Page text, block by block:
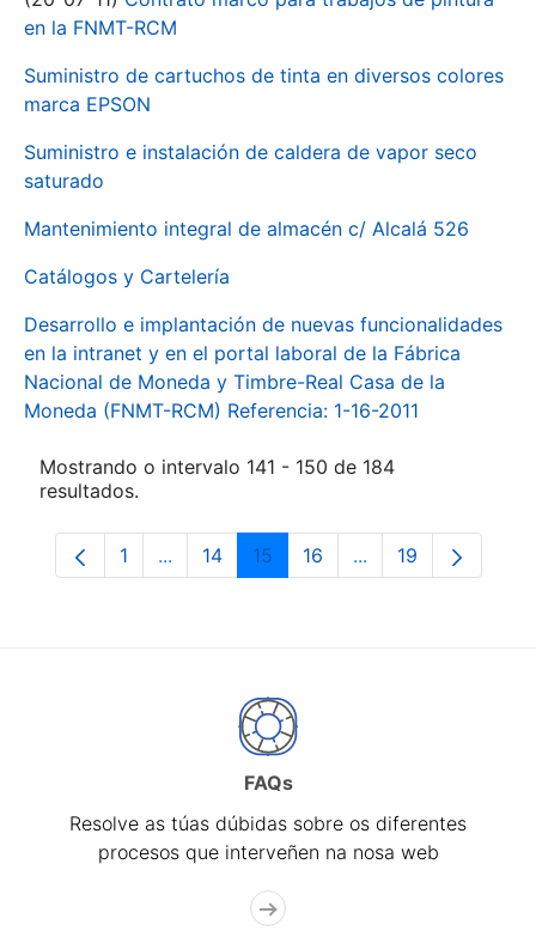
en la FNMT-RCM
Suministro de cartuchos de tinta en diversos colores
marca EPSON
Suministro e instalación de caldera de vapor seco
saturado
Mantenimiento integral de almacén c/ Alcalá 526
Catálogos y Cartelería
Desarrollo e implantación de nuevas funcionalidades
en la intranet y en el portal laboral de la Fábrica
Nacional de Moneda y Timbre-Real Casa de la
Moneda (FNMT-RCM) Referencia: 1-16-2011
Mostrando o intervalo 141 - 150 de 184
resultados.
Páxina
1 ...Páxinas intermedias Use pestaña para
Páxina
14 Páxina
15 Páxina
16 ...PáxinasPáxina
19
FAQs
Resolve as túas dúbidas sobre os diferentes
procesos que interveñen na nosa web